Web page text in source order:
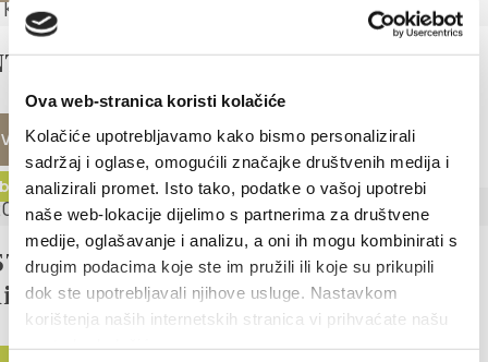
Ova web-stranica koristi kolačiće
Kolačiće upotrebljavamo kako bismo personalizirali
sadržaj i oglase, omogućili značajke društvenih medija i
analizirali promet. Isto tako, podatke o vašoj upotrebi
naše web-lokacije dijelimo s partnerima za društvene
medije, oglašavanje i analizu, a oni ih mogu kombinirati s
drugim podacima koje ste im pružili ili koje su prikupili
dok ste upotrebljavali njihove usluge. Nastavkom
korištenja naših internetskih stranica vi prihvaćate našu
V KAŠTELIH 2024
2024 - 15. november 2024
2024 – Festival crljenak in